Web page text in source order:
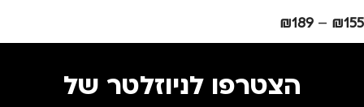
גברים
₪155
–
₪189
הצטרפו לניוזלטר של